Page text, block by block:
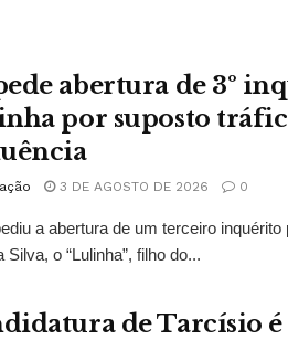
abertura de 3º
por suposto
3 DE AGOSTO DE 2026 0
a abertura de um terceiro
Silva, o “Lulinha”, filho do...
de Tarcísio